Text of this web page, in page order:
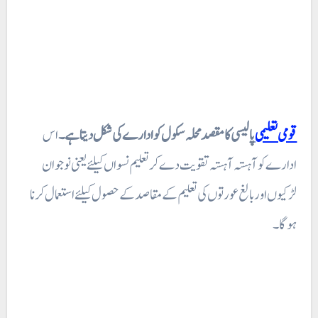
قومی تعلیمیپالیسی کا مقصد محلہ سکول کو ادارے کی شکل دیتا ہے۔اس
ادارے کو آہستہ آہستہ تقویت دے کر تعلیم نسواں کیلئے یعنی نوجوان
لڑکیوں اور بالغ عورتوں کی تعلیم کے مقاصد کے حصول کیلئے استعمال کرنا
ہو گا۔